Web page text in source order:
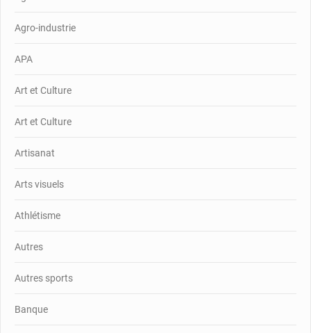
Agro-industrie
APA
Art et Culture
Art et Culture
Artisanat
Arts visuels
Athlétisme
Autres
Autres sports
Banque